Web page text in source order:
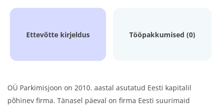
Ettevõtte kirjeldus Tööpakkumised (0)
OÜ Parkimisjoon on 2010. aastal asutatud Eesti kapitalil
põhinev firma. Tänasel päeval on firma Eesti suurimaid